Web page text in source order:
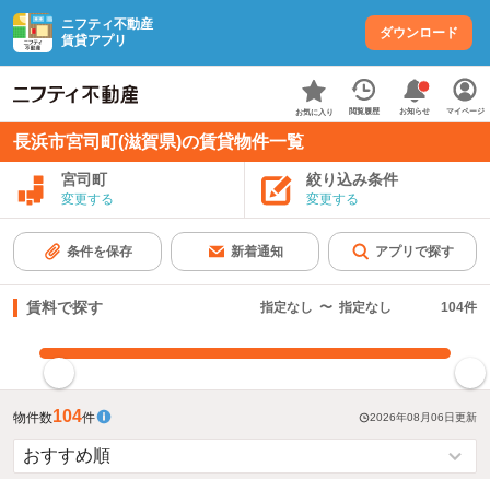
ニフティ不動産
賃貸アプリ
ダウンロード
お気に入り 閲覧履歴 お知らせ マイページ
長浜市宮司町(滋賀県)の賃貸物件一覧
宮司町
変更する
絞り込み条件
変更する
条件を保存 新着通知 アプリで探す
賃料で探す 指定なし 〜 指定なし 104件
物件数104件 2026年08月06日更新